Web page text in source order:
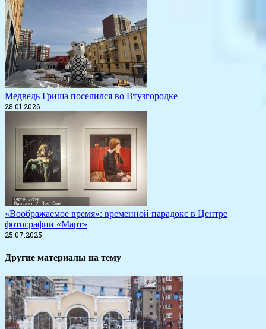
Медведь Гриша поселился во Втузгородке
28.01.2026
«Воображаемое время»: временной парадокс в Центре
фотографии «Март»
25.07.2025
Другие материалы на тему